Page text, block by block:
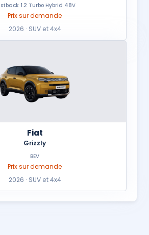
1.2 Turbo Hybrid 48V
Prix sur demande
2026 · SUV et 4x4
Fiat
Grizzly
BEV
Prix sur demande
2026 · SUV et 4x4